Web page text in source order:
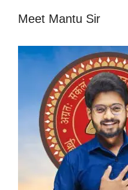
Meet Mantu Sir